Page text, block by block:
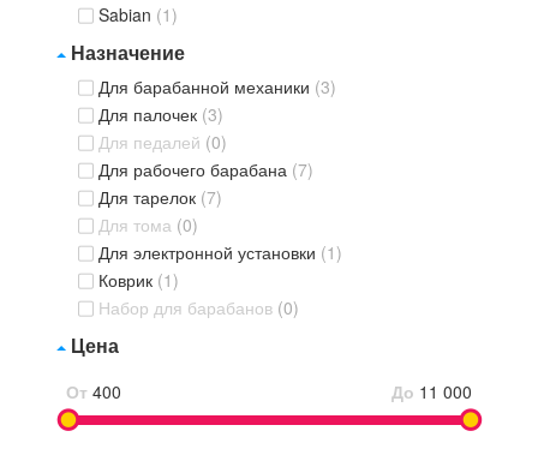
Sabian (1)
Назначение
Для барабанной механики (3)
Для палочек (3)
Для педалей (0)
Для рабочего барабана (7)
Для тарелок (7)
Для тома (0)
Для электронной установки (1)
Коврик (1)
Набор для барабанов (0)
Цена
От 400 До 11 000